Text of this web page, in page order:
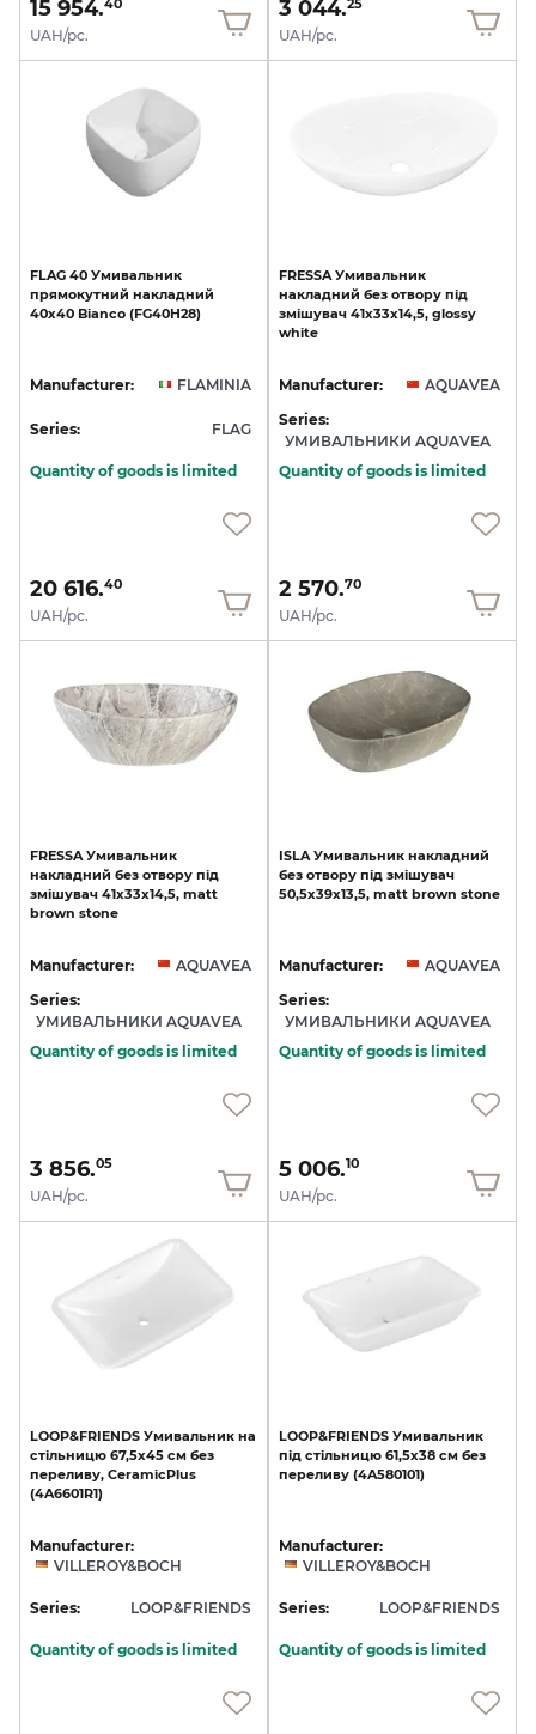
15 954.40
UAH/pc.
3 044.25
UAH/pc.
FLAG 40 Умивальник
прямокутний накладний
40х40 Bianco (FG40H28)
Manufacturer: FLAMINIA
Series: FLAG
Quantity of goods is limited
20 616.40
UAH/pc.
FRESSA Умивальник
накладний без отвору під
змішувач 41x33x14,5, glossy
white
Manufacturer:
AQUAVEA
Series:
УМИВАЛЬНИКИ AQUAVEA
Quantity of goods is limited
2 570.70
UAH/pc.
FRESSA Умивальник
накладний без отвору під
змішувач 41x33x14,5, matt
brown stone
Manufacturer:
AQUAVEA
Series:
УМИВАЛЬНИКИ AQUAVEA
Quantity of goods is limited
3 856.05
UAH/pc.
ISLA Умивальник накладний
без отвору під змішувач
50,5x39x13,5, matt brown stone
Manufacturer:
AQUAVEA
Series:
УМИВАЛЬНИКИ AQUAVEA
Quantity of goods is limited
5 006.10
UAH/pc.
LOOP&FRIENDS Умивальник на
стільницю 67,5х45 см без
переливу, CeramicPlus
(4A6601R1)
Manufacturer:
VILLEROY&BOCH
Series: LOOP&FRIENDS
Quantity of goods is limited
LOOP&FRIENDS Умивальник
під стільницю 61,5x38 см без
переливу (4A580101)
Manufacturer:
VILLEROY&BOCH
Series: LOOP&FRIENDS
Quantity of goods is limited